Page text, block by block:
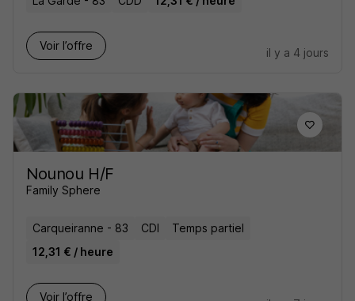
Voir l’offre
il y a 4 jours
Nounou H/F
Family Sphere
Carqueiranne - 83 CDI
Temps partiel
12,31 € / heure
Voir l’offre